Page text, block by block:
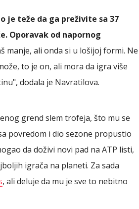
je teže da ga preživite sa 37
Oporavak od napornog
manje, ali onda si u lošijoj formi. Ne
to je on, ali mora da igra više
dodala je Navratilova.
grend slem trofeja, što mu se
povredom i dio sezone propustio
da doživi novi pad na ATP listi,
igrača na planeti. Za sada
, ali deluje da mu je sve to nebitno